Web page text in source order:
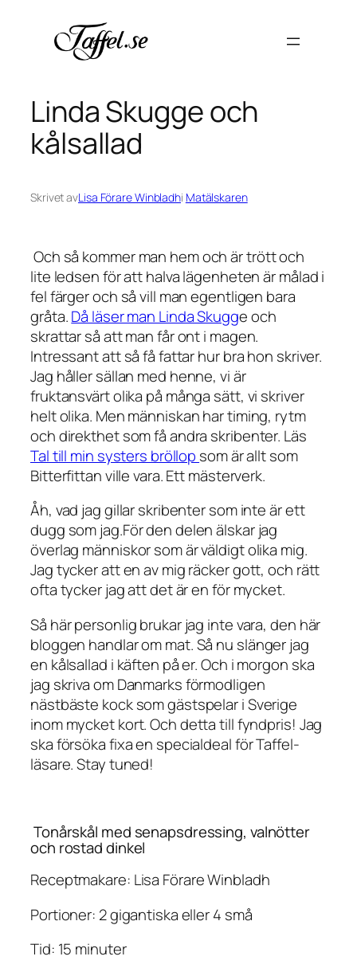
innehåll
Linda Skugge och
kålsallad
Skrivet avLisa Förare Winbladhi Matälskaren
Och så kommer man hem och är trött och
lite ledsen för att halva lägenheten är målad i
fel färger och så vill man egentligen bara
gråta.Då läser man Linda Skugge och
skrattar så att man får ont i magen.
Intressant att så få fattar hur bra hon skriver.
Jag håller sällan med henne, vi är
fruktansvärt olika på många sätt, vi skriver
helt olika. Men människan har timing, rytm
och direkthet som få andra skribenter. Läs
Tal till min systers bröllop som är allt som
Bitterfittan ville vara. Ett mästerverk.
Åh, vad jag gillar skribenter som inte är ett
dugg som jag.För den delen älskar jag
överlag människor som är väldigt olika mig.
Jag tycker att en av mig räcker gott, och rätt
ofta tycker jag att det är en för mycket.
Så här personlig brukar jag inte vara, den här
bloggen handlar om mat. Så nu slänger jag
en kålsallad i käften på er. Och i morgon ska
jag skriva om Danmarks förmodligen
nästbäste kock som gästspelar i Sverige
inom mycket kort. Och detta till fyndpris! Jag
ska försöka fixa en specialdeal för Taffel-
läsare. Stay tuned!
Tonårskål med senapsdressing, valnötter
och rostad dinkel
Receptmakare: Lisa Förare Winbladh
Portioner: 2 gigantiska eller 4 små
Tid: 15 minuter